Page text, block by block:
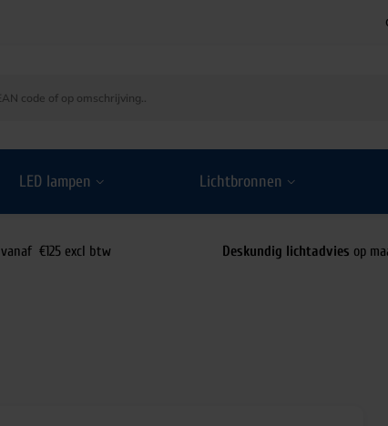
LED lampen Lichtbronnen
vanaf €125 excl btw Deskundig lichtadvies op